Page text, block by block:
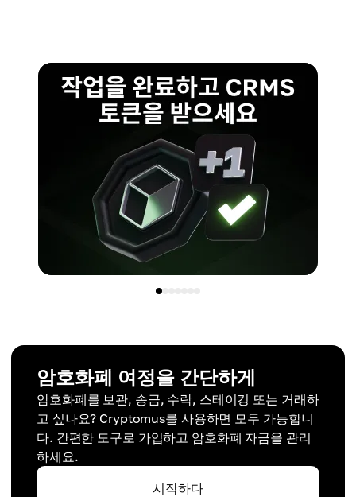
암호화폐 여정을 간단하게
암호화폐를 보관, 송금, 수락, 스테이킹 또는 거래하
고 싶나요? Cryptomus를 사용하면 모두 가능합니
다. 간편한 도구로 가입하고 암호화폐 자금을 관리
하세요.
시작하다